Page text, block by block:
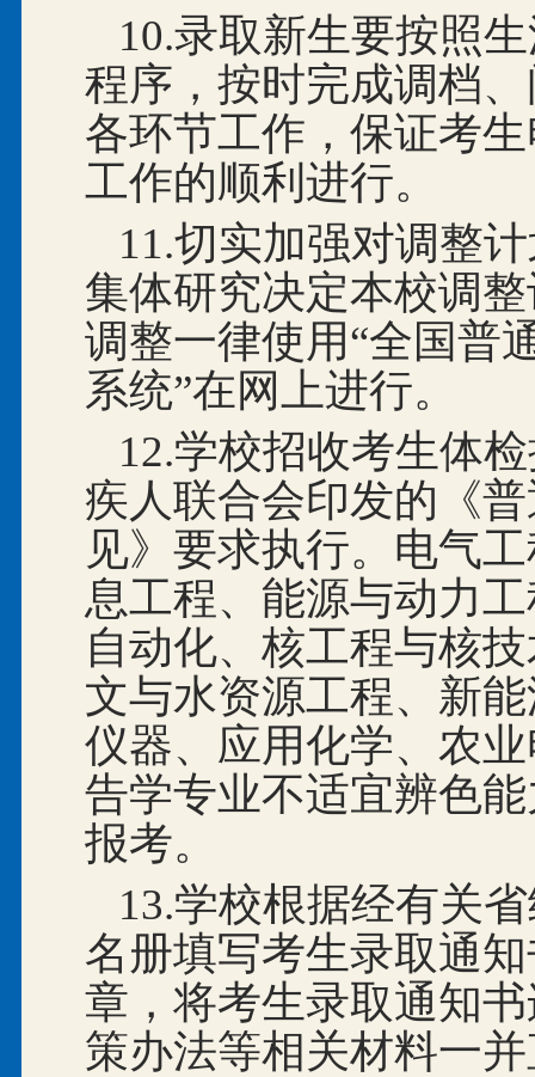
10.录取新生要按照
程序，按时完成调档
各环节工作，保证考
工作的顺利进行。
11.切实加强对调整
集体研究决定本校调
调整一律使用“全国普
系统”在网上进行。
12.学校招收考生体
疾人联合会印发的《
见》要求执行。电气
息工程、能源与动力
自动化、核工程与核
文与水资源工程、新
仪器、应用化学、农
告学专业不适宜辨色
报考。
13.学校根据经有关
名册填写考生录取通
章，将考生录取通知
策办法等相关材料一